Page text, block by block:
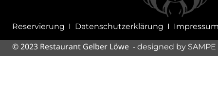
© 2023 Restaurant Gelber Löwe  - designed by SAMPE
Reservierung I Datenschutzerklärung I